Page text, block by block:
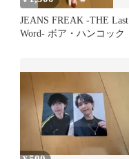
JEANS FREAK -THE Last
Word- ボア・ハンコック